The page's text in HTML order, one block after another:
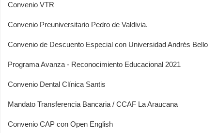
Convenio VTR
Convenio Preuniversitario Pedro de Valdivia.
Convenio de Descuento Especial con Universidad Andrés Bello
Programa Avanza - Reconocimiento Educacional 2021
Convenio Dental Clínica Santis
Mandato Transferencia Bancaria / CCAF La Araucana
Convenio CAP con Open English